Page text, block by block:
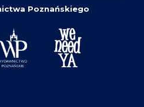
Poznańskiego